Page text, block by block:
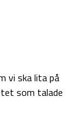
vi ska lita på
som talade